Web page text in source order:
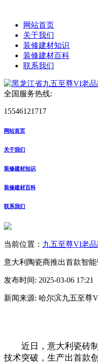
网站首页
关于我们
装修建材知识
装修建材百科
联系我们
全国服务热线:
15546121717
网站首页
关于我们
装修建材知识
装修建材百科
联系我们
当前位置： 九五至尊VI老
意大利陶瓷商推出首款智
发布时间: 2025-03-06 17:21
新闻来源: 哈尔滨九五至尊
近日，意大利瓷砖制
技术突破，生产出首款